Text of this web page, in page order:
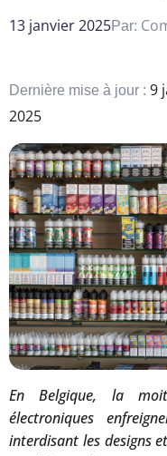
13 janvier 2025Par:
Dernière mise à jour : 9
2025
En Belgique, la
électroniques
interdisant les designs